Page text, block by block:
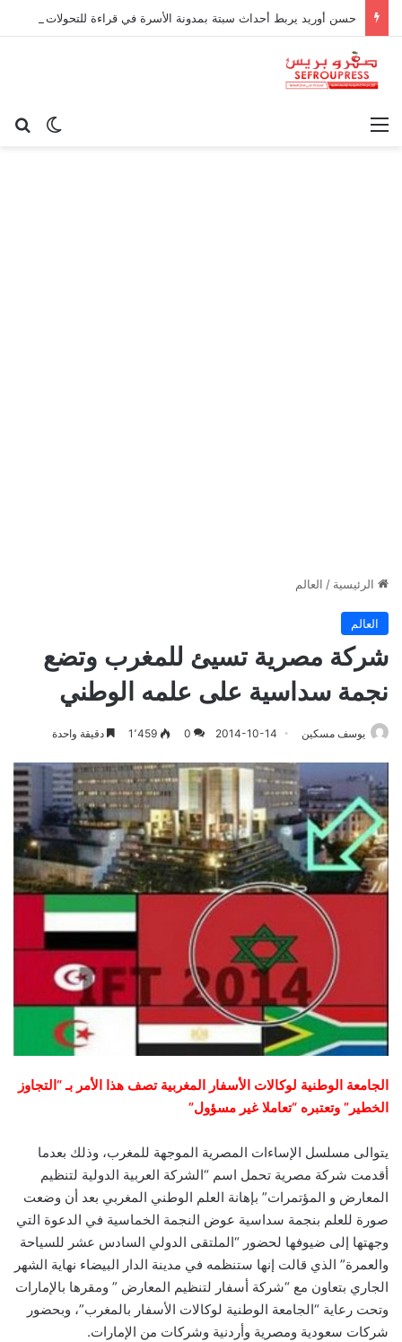
الوضع القائمة
الرئيسية / العالم
العالم
شركة مصرية تسيئ للمغرب وتضع
نجمة سداسية على علمه الوطني
يوسف مسكين 2014-10-14
0 1٬459 دقيقة واحدة
الجامعة الوطنية لوكالات الأسفار المغربية تصف هذا الأمر بـ “التجاوز
الخطير” وتعتبره “تعاملا غير مسؤول”
يتوالى مسلسل الإساءات المصرية الموجهة للمغرب، وذلك بعدما
أقدمت شركة مصرية تحمل اسم “الشركة العربية الدولية لتنظيم
المعارض و المؤتمرات” بإهانة العلم الوطني المغربي بعد أن وضعت
صورة للعلم بنجمة سداسية عوض النجمة الخماسية في الدعوة التي
وجهتها إلى ضيوفها لحضور “الملتقى الدولي السادس عشر للسياحة
والعمرة” الذي قالت إنها ستنظمه في مدينة الدار البيضاء نهاية الشهر
الجاري بتعاون مع “شركة أسفار لتنظيم المعارض ” ومقرها بالإمارات
وتحت رعاية “الجامعة الوطنية لوكالات الأسفار بالمغرب”، وبحضور
شركات سعودية ومصرية وأردنية وشركات من الإمارات.